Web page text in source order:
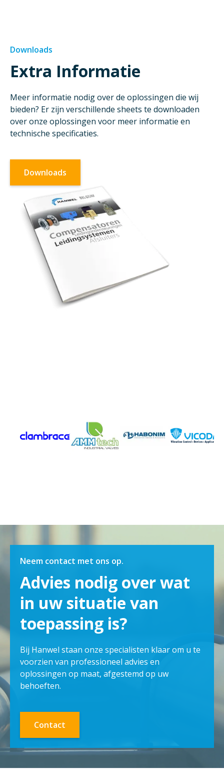
Downloads
Extra Informatie
Meer informatie nodig over de oplossingen die wij
bieden? Er zijn verschillende sheets te downloaden
over onze oplossingen voor meer informatie en
technische specificaties.
Downloads
Neem contact met ons op.
Advies nodig over wat
in uw situatie van
toepassing is?
Bij Hanwel staan onze specialisten klaar om u te
voorzien van professioneel advies en
oplossingen op maat, afgestemd op uw
behoeften.
Contact